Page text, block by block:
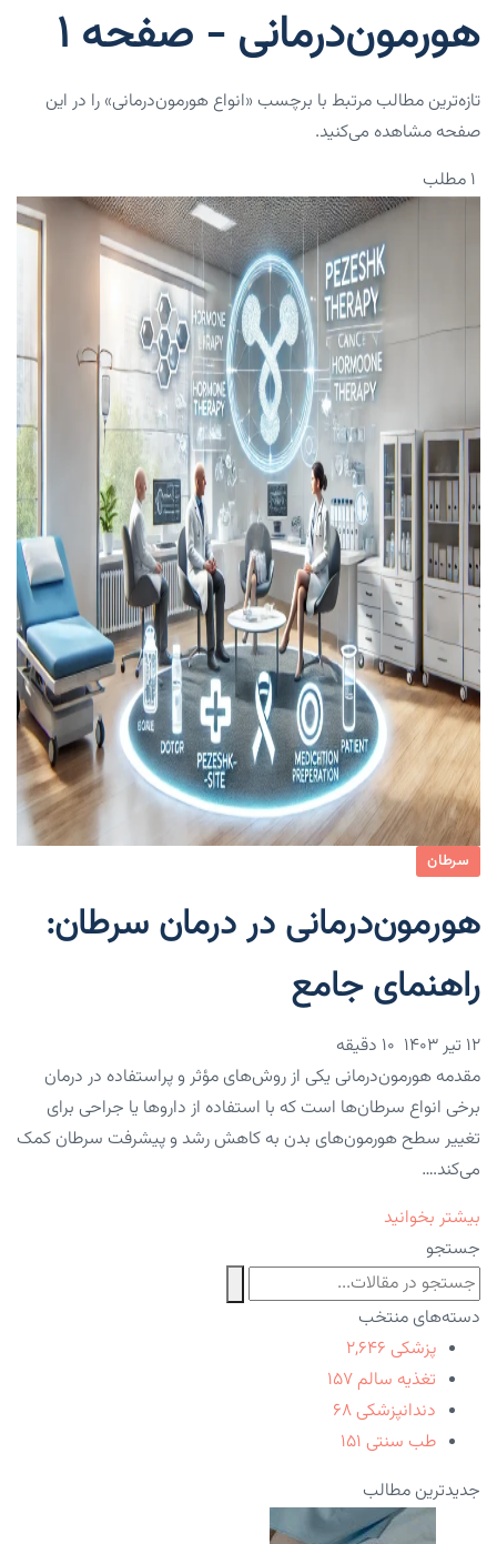
هورمون‌درمانی - صفحه 1
تازه‌ترین مطالب مرتبط با برچسب «انواع هورمون‌درمانی» را در این
صفحه مشاهده می‌کنید.
۱ مطلب
سرطان
هورمون‌درمانی در درمان سرطان:
راهنمای جامع
۱۲ تیر ۱۴۰۳
مقدمه هورمون‌درمانی یکی از روش‌های مؤثر و پراستفاده در درمان
برخی انواع سرطان‌ها است که با استفاده از داروها یا جراحی برای
تغییر سطح هورمون‌های بدن به کاهش رشد و پیشرفت سرطان کمک
می‌کند.…
بیشتر بخوانید
جستجو
دسته‌های منتخب
پزشکی ۲,۶۴۶
تغذیه سالم ۱۵۷
دندانپزشکی ۶۸
طب سنتی ۱۵۱
جدیدترین مطالب